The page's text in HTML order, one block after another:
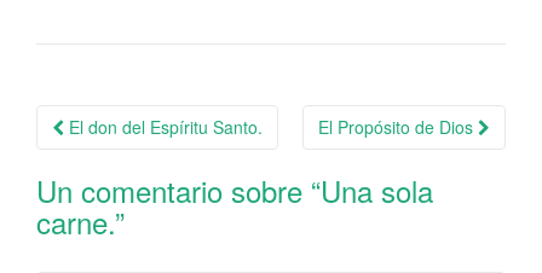
Navegación de la entrada
El don del Espíritu Santo. El Propósito de Dios
Un comentario sobre “Una sola
carne.”